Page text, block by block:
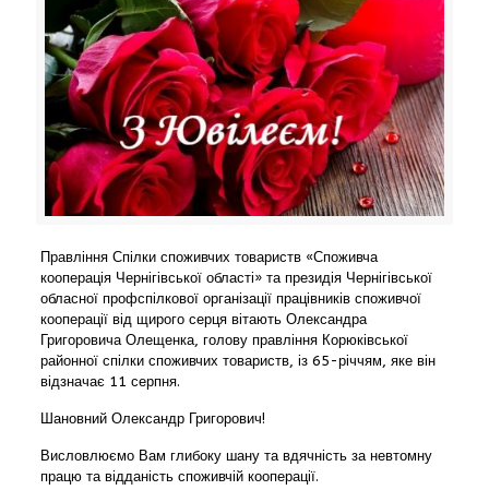
Правління Спілки споживчих товариств «Споживча
кооперація Чернігівської області» та президія Чернігівської
обласної профспілкової організації працівників споживчої
кооперації від щирого серця вітають Олександра
Григоровича Олещенка, голову правління Корюківської
районної спілки споживчих товариств, із 65-річчям, яке він
відзначає 11 серпня.
Шановний Олександр Григорович!
Висловлюємо Вам глибоку шану та вдячність за невтомну
працю та відданість споживчій кооперації.